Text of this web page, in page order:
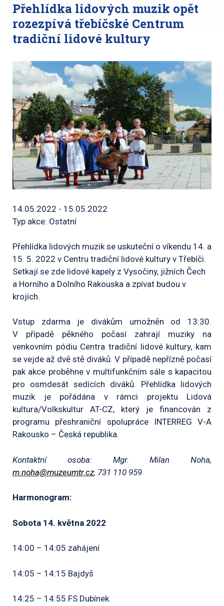
Přehlídka lidových muzik opět
rozezpívá třebíčské Centrum
tradiční lidové kultury
14.05.2022 - 15.05.2022
Typ akce: Ostatní
Přehlídka lidových muzik se uskuteční o víkendu 14. a
15. 5. 2022 v Centru tradiční lidové kultury v Třebíči.
Setkají se zde lidové kapely z Vysočiny, jižních Čech
a Horního a Dolního Rakouska a zpívat budou v
krojích.
Vstup zdarma je divákům umožněn od 13:30.
V případě pěkného počasí zahrají muziky na
venkovním pódiu Centra tradiční lidové kultury, kam
se vejde až dvě stě diváků. V případě nepřízně počasí
pak akce proběhne v multifunkčním sále s kapacitou
pro osmdesát sedících diváků. Přehlídka lidových
muzik je pořádána v rámci projektu Lidová
kultura/Volkskultur AT-CZ, který je financován z
programu přeshraniční spolupráce INTERREG V-A
Rakousko – Česká republika.
Kontaktní osoba: Mgr. Milan Noha,
m.noha@muzeumtr.cz, 731 110 959
Harmonogram:
Sobota 14. května 2022
14:00 – 14:05 zahájení
14:05 – 14:15 Bajdyš
14:25 – 14:55 FS Dubínek